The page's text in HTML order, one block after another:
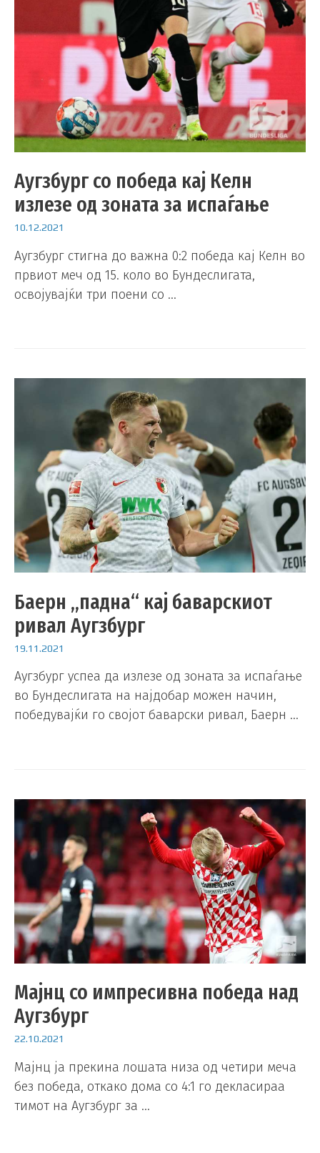
Аугзбург со победа кај Келн
излезе од зоната за испаѓање
10.12.2021
Аугзбург стигна до важна 0:2 победа кај Келн во
првиот меч од 15. коло во Бундеслигата,
освојувајќи три поени со …
Баерн „падна“ кај баварскиот
ривал Аугзбург
19.11.2021
Аугзбург успеа да излезе од зоната за испаѓање
во Бундеслигата на најдобар можен начин,
победувајќи го својот баварски ривал, Баерн …
Мајнц со импресивна победа над
Аугзбург
22.10.2021
Мајнц ја прекина лошата низа од четири меча
без победа, откако дома со 4:1 го декласираа
тимот на Аугзбург за …